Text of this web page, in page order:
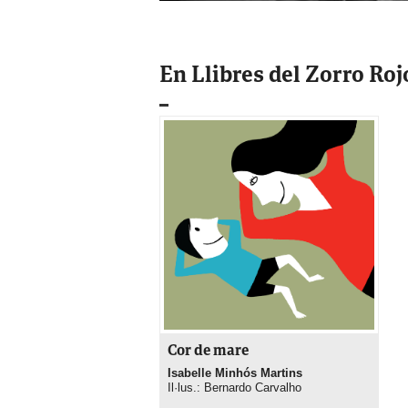
En Llibres del Zorro
Cor de mare
Isabelle Minhós Martins
Il·lus.: Bernardo Carvalho